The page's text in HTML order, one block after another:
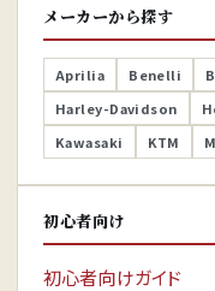
メーカーから探す
Aprilia Benelli
Harley-Davidson
Kawasaki
KTM
初心者向け
初心者向けガイド